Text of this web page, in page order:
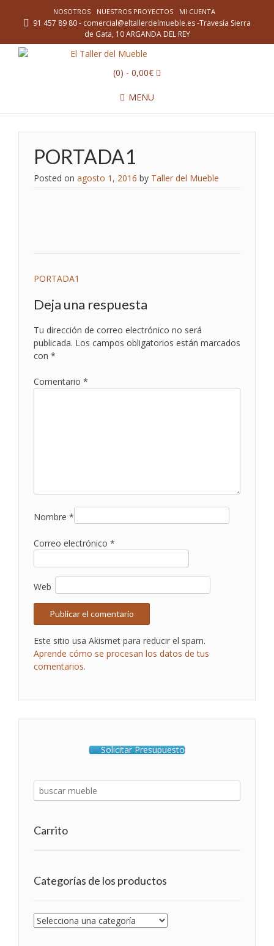
NOSOTROS NUESTROS PROYECTOS MI CUENTA
91 457 89 80 - comercial@eltallerdelmueble.es -Travesía Sierra
de Gata, 10 ARGANDA DEL REY
(0) - 0,00€
MENU
PORTADA1
Posted on agosto 1, 2016 by Taller del Mueble
Navegación
de
entradas
PORTADA1
Deja una respuesta
Tu dirección de correo electrónico no será
publicada. Los campos obligatorios están marcados
con *
Comentario *
Nombre *
Correo electrónico *
Web
Este sitio usa Akismet para reducir el spam.
Aprende cómo se procesan los datos de tus
comentarios.
Solicitar Presupuesto
Carrito
Categorías de los productos